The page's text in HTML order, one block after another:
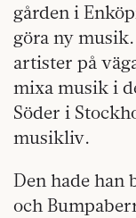
gården i
göra ny
artister på
mixa musik i
Söder i
musikliv.
Den hade han
och